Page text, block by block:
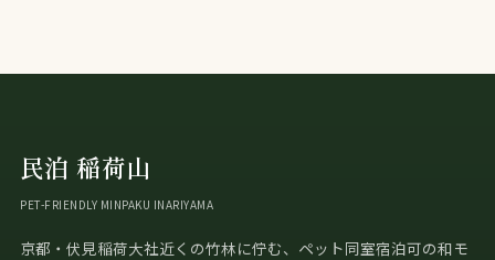
民泊 稲荷山
PET-FRIENDLY MINPAKU INARIYAMA
京都・伏見稲荷大社近くの竹林に佇む、ペット同室宿泊可の和モ